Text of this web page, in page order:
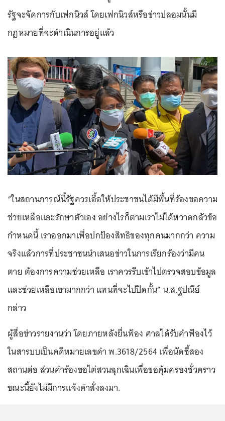
รัฐจะจัดการกับเฟกนิวส์ โดยเฟกนิวส์หรือข่าวปลอมนั้นมี
กฎหมายที่จะดำเนินการอยู่แล้ว
“ในสถานการณ์นี้รัฐควรเอื้อให้ประชาชนได้มีพื้นที่ร้องขอความ
ช่วยเหลือและรักษาตัวเอง อย่างไรก็ตามเราไม่ได้หวาดกลัวข้อ
กำหนดนี้ เราออกมาเพื่อปกป้องสิทธิของทุกคนมากกว่า ความ
จริงแล้วการที่ประชาชนนำเสนอข่าวในการเรียกร้องว่ามีคน
ตาย ต้องการความช่วยเหลือ เราควรรีบเข้าไปตรวจสอบข้อมูล
และช่วยเหลือเขามากกว่า แทนที่จะไปปิดกั้น” น.ส.ฐปณีย์
กล่าว
ผู้สื่อข่าวรายงานว่า โดยภายหลังยื่นฟ้อง ศาลได้รับคำฟ้องไว้
ในสารบบเป็นคดีหมายเลขดำ พ.3618/2564 เพื่อนัดชี้สอง
สถานต่อ ส่วนคำร้องขอไต่สวนฉุกเฉินเพื่อขอคุ้มครองชั่วคราว
ขณะนี้ยังไม่มีการเเจ้งคำสั่งลงมา.